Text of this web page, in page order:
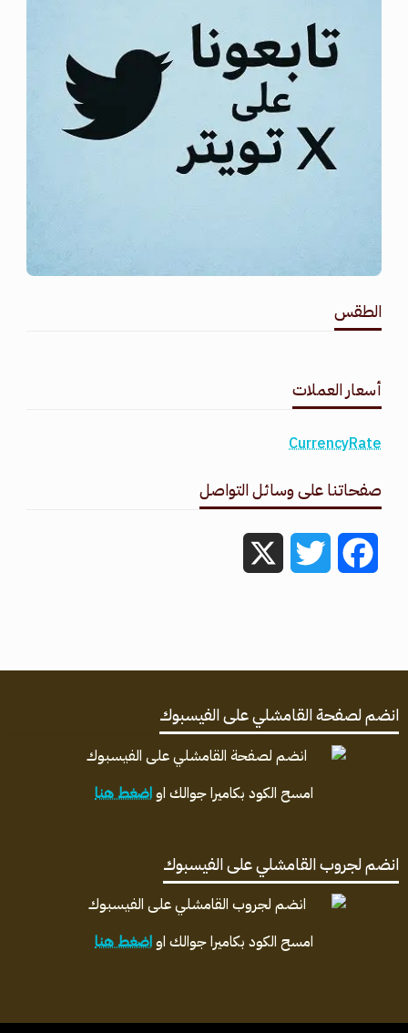
الطقس
أسعار العملات
CurrencyRate
صفحاتنا على وسائل التواصل
Facebook
Twitter
انضم لصفحة القامشلي على الفيسبوك
امسح الكود بكاميرا جوالك اواضغط هنا
انضم لجروب القامشلي على الفيسبوك
امسح الكود بكاميرا جوالك اواضغط هنا